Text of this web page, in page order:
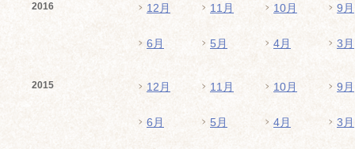
2016 12月 11月 10月 9月
6月 5月 4月 3月
2015 12月 11月 10月 9月
6月 5月 4月 3月